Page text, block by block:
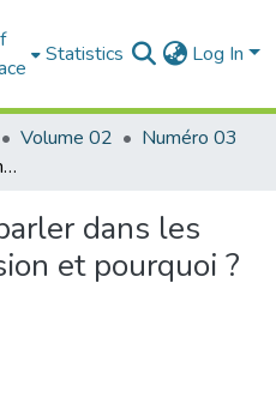
Statistics Log In
Volume 02
Numéro 03
Quelles langues parler dans les forums de discussion et pourquoi ?
dans les
et pourquoi ?